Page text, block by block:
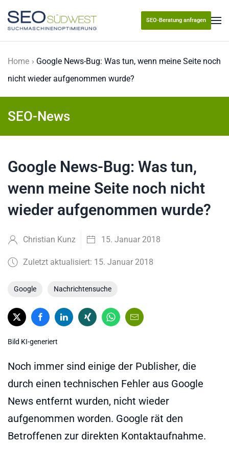
Skip to main content
SEO-Beratung anfragen
Home
Google News-Bug: Was tun, wenn meine Seite noch
nicht wieder aufgenommen wurde?
SEO-News
Google News-Bug: Was tun,
wenn meine Seite noch nicht
wieder aufgenommen wurde?
Christian Kunz 15. Januar 2018
Zuletzt aktualisiert: 15. Januar 2018
Google Nachrichtensuche
Bild KI-generiert
Noch immer sind einige der Publisher, die
durch einen technischen Fehler aus Google
News entfernt wurden, nicht wieder
aufgenommen worden. Google rät den
Betroffenen zur direkten Kontaktaufnahme.